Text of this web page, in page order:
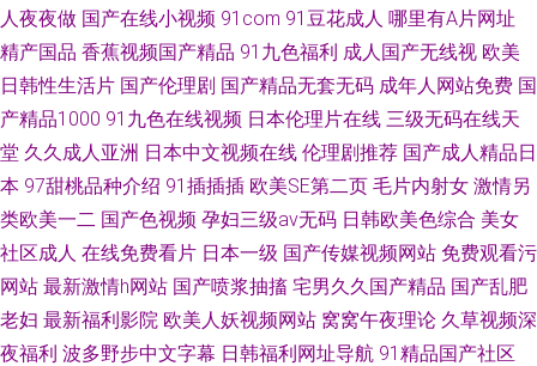
人夜夜做 国产在线小视频 91com 91豆花成人 哪里有A片网址
精产国品 香蕉视频国产精品 91九色福利 成人国产无线视 欧美
日韩性生活片 国产伦理剧 国产精品无套无码 成年人网站免费 国
产精品1000 91九色在线视频 日本伦理片在线 三级无码在线天
堂 久久成人亚洲 日本中文视频在线 伦理剧推荐 国产成人精品日
本 97甜桃品种介绍 91插插插 欧美SE第二页 毛片内射女 激情另
类欧美一二 国产色视频 孕妇三级av无码 日韩欧美色综合 美女
社区成人 在线免费看片 日本一级 国产传媒视频网站 免费观看污
网站 最新激情h网站 国产喷浆抽搐 宅男久久国产精品 国产乱肥
老妇 最新福利影院 欧美人妖视频网站 窝窝午夜理论 久草视频深
夜福利 波多野步中文字幕 日韩福利网址导航 91精品国产社区